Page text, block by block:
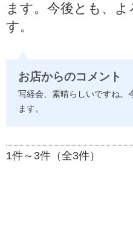
ます。今後とも、
す。
お店からのコメント
写経会、素晴らしいですね。
ます。
1件～3件（全3件）